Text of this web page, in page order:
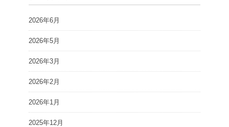
2026年6月
2026年5月
2026年3月
2026年2月
2026年1月
2025年12月